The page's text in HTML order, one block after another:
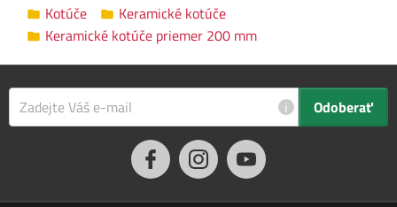
Výrobca
EXTOL CRAFT
200 mm
Vnútorný priemer
16 mm
Hrúbka kotúča
20 mm
P80
Rozmery balenia
20.0 x 2.0 x 20.0 cm
Kotúče
Keramické kotúče
Keramické kotúče priemer 200 mm
i Odoberať